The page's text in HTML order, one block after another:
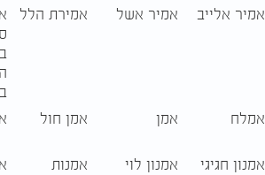
אמיר אלייב אמיר אשל אמירת הלל
אמלח אמן אמן חול
אמנון חגיגי
אמנון לוי אמנות